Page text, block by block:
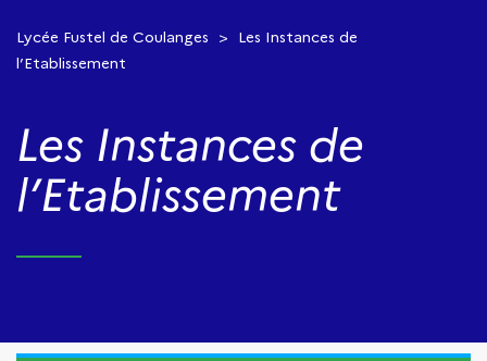
Lycée Fustel de Coulanges >
Les Instances de
l’Etablissement
Les Instances de
l’Etablissement